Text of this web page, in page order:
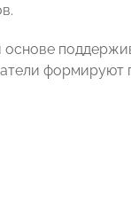
формируют